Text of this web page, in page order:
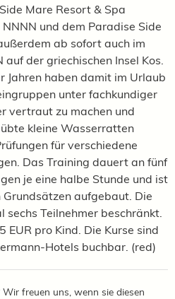
Mare Resort & Spa
und dem Paradise Side
ab sofort auch im
der griechischen Insel Kos.
Jahren haben damit im Urlaub
unter fachkundiger
vertraut zu machen und
kleine Wasserratten
für verschiedene
Das Training dauert an fünf
je eine halbe Stunde und ist
aufgebaut. Die
Teilnehmer beschränkt.
EUR pro Kind. Die Kurse sind
Hotels buchbar. (red)
freuen uns, wenn sie diesen